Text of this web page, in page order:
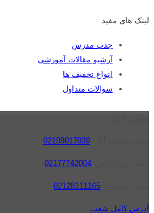
لینک های مفید
جذب مدرس
آرشیو مقالات آموزشی
انواع تخفیف ها
سوالات متداول
02188017039
02177742004
02128111165
آدرس کامل شعب